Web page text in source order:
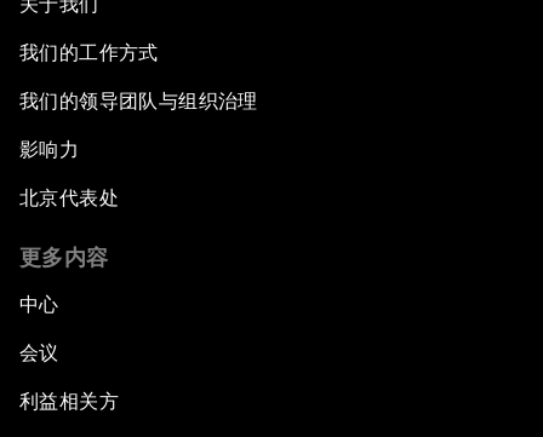
我们的工作方式
我们的领导团队与组织治理
影响力
北京代表处
更多内容
中心
会议
利益相关方